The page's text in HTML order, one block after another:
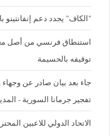
"الكاف" يجدد دعم إنفانتينو
استنطاق فرنسي من أصل
توقيفه بالحسيمة
جاء بعد بيان صادر عن
تفجير جرمانا السورية -
الاتحاد الدولي للاعبين